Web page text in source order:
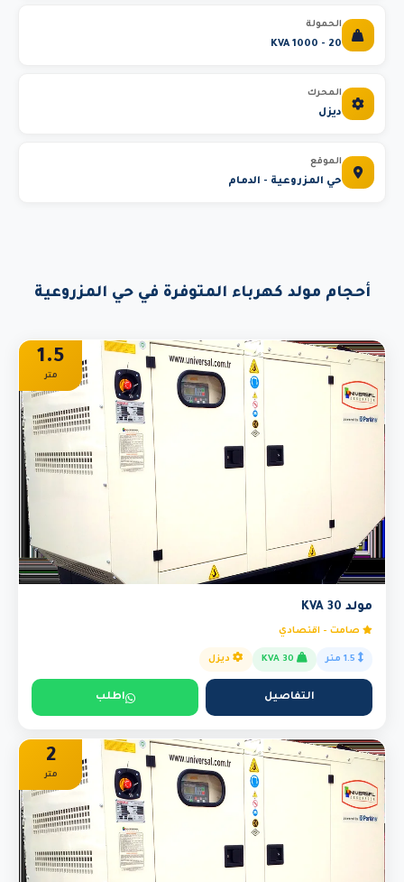
الحمولة
20 - 1000 KVA
المحرك
ديزل
الموقع
حي المزروعية - الدمام
أحجام مولد كهرباء المتوفرة في حي المزروعية
1.5
متر
مولد 30 KVA
صامت - اقتصادي
ديزل
التفاصيل اطلب
2
متر